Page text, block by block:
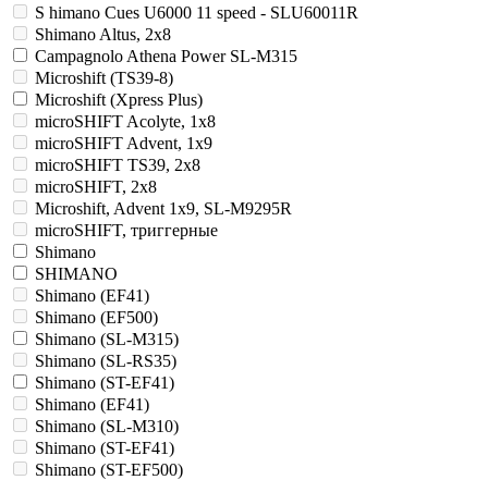
S himano Cues U6000 11 speed - SLU60011R
Shimano Altus, 2x8
Campagnolo Athena Power SL-M315
Microshift (TS39-8)
Microshift (Xpress Plus)
microSHIFT Acolyte, 1x8
microSHIFT Advent, 1x9
microSHIFT TS39, 2x8
microSHIFT, 2x8
Microshift, Advent 1x9, SL-M9295R
microSHIFT, триггерные
Shimano
SHIMANO
Shimano (EF41)
Shimano (EF500)
Shimano (SL-M315)
Shimano (SL-RS35)
Shimano (ST-EF41)
Shimano (EF41)
Shimano (SL-M310)
Shimano (ST-EF41)
Shimano (ST-EF500)